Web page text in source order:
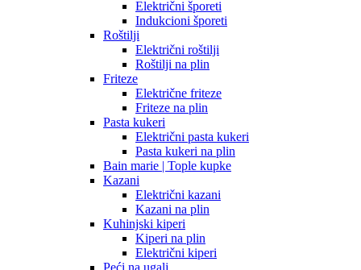
Električni šporeti
Indukcioni šporeti
Roštilji
Električni roštilji
Roštilji na plin
Friteze
Električne friteze
Friteze na plin
Pasta kukeri
Električni pasta kukeri
Pasta kukeri na plin
Bain marie | Tople kupke
Kazani
Električni kazani
Kazani na plin
Kuhinjski kiperi
Kiperi na plin
Električni kiperi